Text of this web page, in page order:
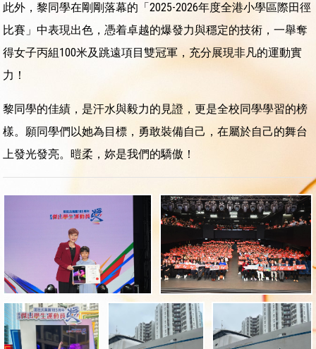
此外，黎同學在剛剛落幕的「2025-2026年度全港小學區際田徑
比賽」中表現出色，憑着卓越的爆發力與穩定的技術，一舉奪
得女子丙組100米及跳遠項目雙冠軍，充分展現非凡的運動實
力！
黎同學的佳績，是汗水與毅力的見證，更是全校同學學習的榜
樣。願同學們以她為目標，勇敢裝備自己，在屬於自己的舞台
上發光發亮。暟柔，妳是我們的驕傲！